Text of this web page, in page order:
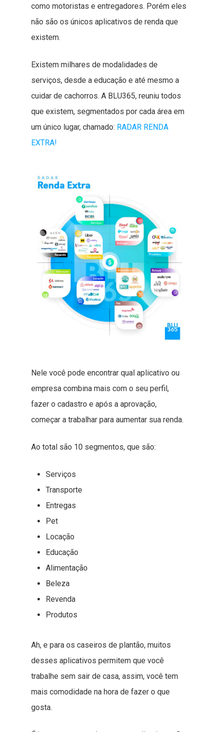
como motoristas e entregadores. Porém eles
não são os únicos aplicativos de renda que
existem.
Existem milhares de modalidades de
serviços, desde a educação e até mesmo a
cuidar de cachorros. A BLU365, reuniu todos
que existem, segmentados por cada área em
um único lugar, chamado: RADAR RENDA
EXTRA!
Nele você pode encontrar qual aplicativo ou
empresa combina mais com o seu perfil,
fazer o cadastro e após a aprovação,
começar a trabalhar para aumentar sua renda.
Ao total são 10 segmentos, que são:
Serviços
Transporte
Entregas
Pet
Locação
Educação
Alimentação
Beleza
Revenda
Produtos
Ah, e para os caseiros de plantão, muitos
desses aplicativos permitem que você
trabalhe sem sair de casa, assim, você tem
mais comodidade na hora de fazer o que
gosta.